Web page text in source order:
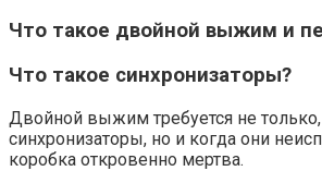
Что такое двойной выжим и
Что такое синхронизаторы?
Двойной выжим требуется не только,
синхронизаторы, но и когда они
коробка откровенно мертва.